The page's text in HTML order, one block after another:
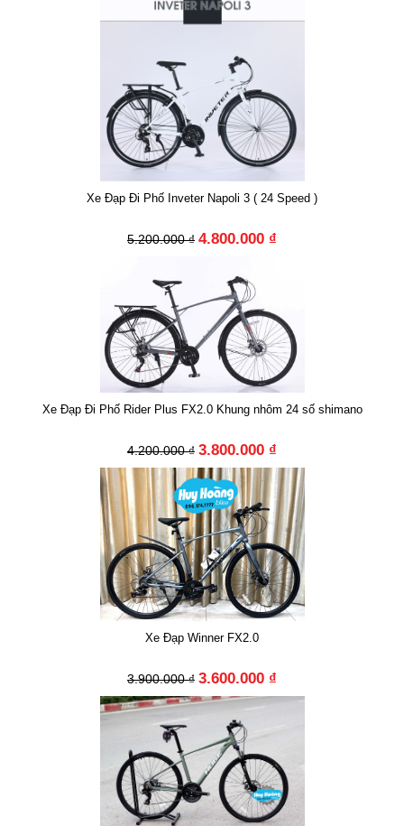
Xe Đạp Đi Phố Inveter Napoli 3 ( 24 Speed )
5.200.000 ₫ 4.800.000 ₫
Xe Đạp Đi Phố Rider Plus FX2.0 Khung nhôm 24 số shimano
4.200.000 ₫ 3.800.000 ₫
Xe Đạp Winner FX2.0
3.900.000 ₫ 3.600.000 ₫